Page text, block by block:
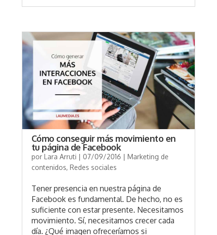
Cómo conseguir más movimiento en
tu página de Facebook
por Lara Arruti | 07/09/2016 | Marketing de
contenidos, Redes sociales
Tener presencia en nuestra página de
Facebook es fundamental. De hecho, no es
suficiente con estar presente. Necesitamos
movimiento. Sí, necesitamos crecer cada
día. ¿Qué imagen ofreceríamos si